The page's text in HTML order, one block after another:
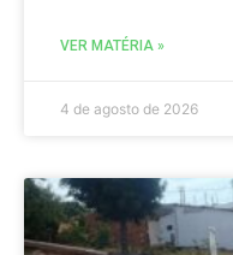
VER MATÉRIA »
4 de agosto de 2026